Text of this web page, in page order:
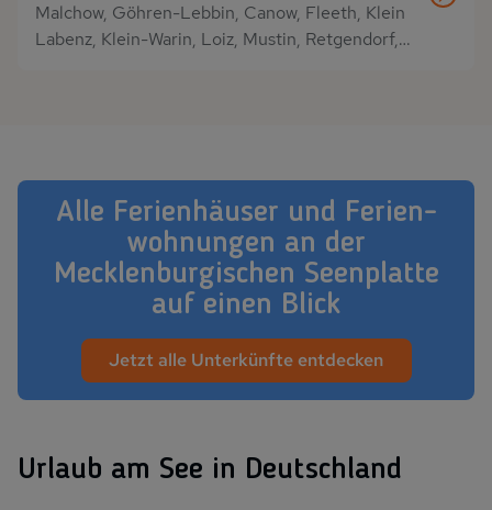
Malchow, Göhren-Lebbin, Canow, Fleeth, Klein
Labenz, Klein-Warin, Loiz, Mustin, Retgendorf,
Alle Fe­ri­en­häu­ser und Fe­ri­en­
woh­nun­gen an der
Mecklenburgischen Seenplatte
auf ei­nen Blick
Jetzt alle Unterkünfte entdecken
Urlaub am See in Deutschland